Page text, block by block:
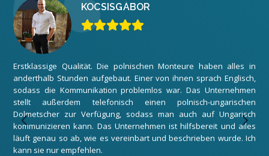
KOCSISGÁBOR
Erstklassige Qualität. Die polnischen Monteure haben alles in
anderthalb Stunden aufgebaut. Einer von ihnen sprach Englisch,
sodass die Kommunikation problemlos war. Das Unternehmen
stellt außerdem telefonisch einen polnisch-ungarischen
Dolmetscher zur Verfügung, sodass man auch auf Ungarisch
kommunizieren kann. Das Unternehmen ist hilfsbereit und alles
läuft genau so ab, wie es vereinbart und beschrieben wurde. Ich
kann sie nur empfehlen.